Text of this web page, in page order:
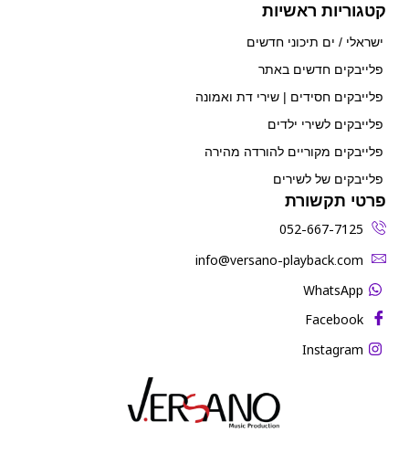
קטגוריות ראשיות
ישראלי / ים תיכוני חדשים
פלייבקים חדשים באתר
פלייבקים חסידים | שירי דת ואמונה
פלייבקים לשירי ילדים
פלייבקים מקוריים להורדה מהירה
פלייבקים של לשירים
פרטי תקשורת
052-667-7125
‫info@versano-playback.com‬
WhatsApp
Facebook
Instagram